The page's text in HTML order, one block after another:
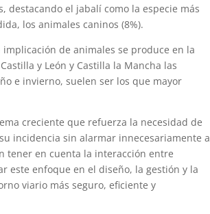
destacando el jabalí como la especie más
los animales caninos (8%).
de animales se produce en la
y León y Castilla la Mancha las
e invierno, suelen ser los que mayor
creciente que refuerza la necesidad de
incidencia sin alarmar innecesariamente a
tener en cuenta la interacción entre
este enfoque en el diseño, la gestión y la
viario más seguro, eficiente y